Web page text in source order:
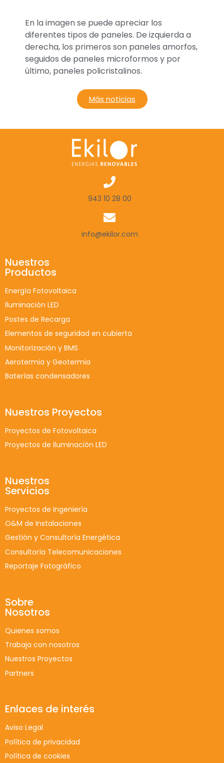
En la imagen se puede apreciar los
diferentes tipos de paneles. De izquierda a
derecha, los primeros son paneles amorfos,
seguidos de paneles microformos y por
último, paneles policristalinos.
Más noticias
943 10 28 00
info@ekilor.com
Nuestros
Productos
Energía Fotovoltaica
Iluminación LED
Postes de Recarga
Elementos de seguridad en cubierta
Monitorización y BMS
Aerotermia y Geotermia
Baterías condensadores
Nuestros Proyectos
Proyectos de Fotovoltaica
Proyectos de Iluminación LED
Nuestros
Servicios
Proyectos de Ingeniería
O&M de Instalaciones
Gestión y Consultoría Energética
Consultoría Telecomunicaciones
Reportaje Fotográfico
Sobre
Nosotros
Quienes somos
Trabaja con nosotros
Nuestros Proyectos
Partners
Enlaces de interés
Aviso Legal
Política de privacidad
Política de cookies